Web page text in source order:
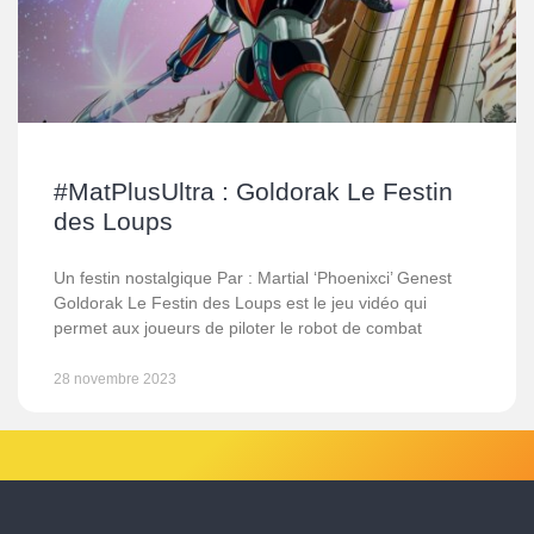
#MatPlusUltra : Goldorak Le Festin
des Loups
Un festin nostalgique Par : Martial ‘Phoenixci’ Genest
Goldorak Le Festin des Loups est le jeu vidéo qui
permet aux joueurs de piloter le robot de combat
28 novembre 2023